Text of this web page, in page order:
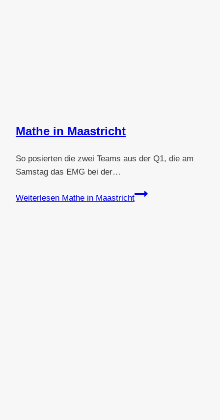
Mathe in Maastricht
So posierten die zwei Teams aus der Q1, die am
Samstag das EMG bei der…
Weiterlesen Mathe in Maastricht